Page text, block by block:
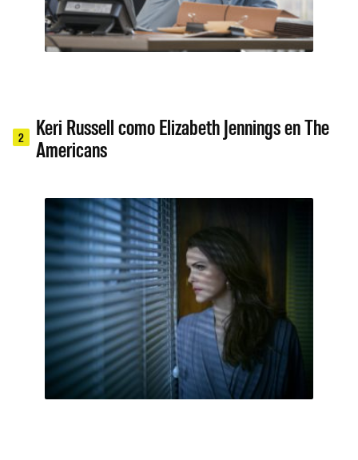
2
Keri Russell como Elizabeth Jennings en The
Americans